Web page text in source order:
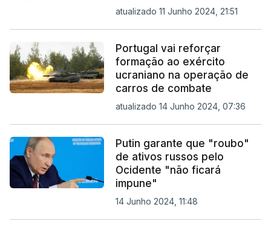
atualizado 11 Junho 2024, 21:51
Portugal vai reforçar
formação ao exército
ucraniano na operação de
carros de combate
atualizado 14 Junho 2024, 07:36
Putin garante que "roubo"
de ativos russos pelo
Ocidente "não ficará
impune"
14 Junho 2024, 11:48